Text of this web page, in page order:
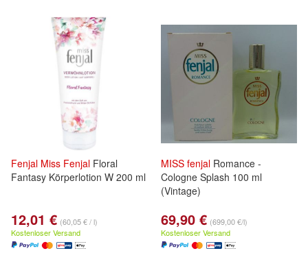
Fenjal Miss Fenjal Floral
Fantasy Körperlotion W 200 ml
12,01 € (60,05 € / l)
Kostenloser Versand
MISS fenjal Romance -
Cologne Splash 100 ml
(Vintage)
69,90 € (699,00 €/l)
Kostenloser Versand